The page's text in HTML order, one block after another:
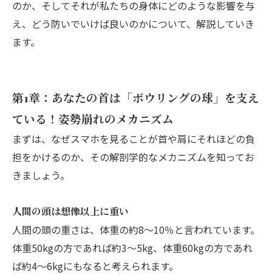
のか、そしてそれが私たちの身体にどのような影響を与
え、どう防いでいけば良いのかについて、解説していき
ます。
第1章：あなたの首は「ボウリングの球」を支え
ている！姿勢崩れのメカニズム
まずは、なぜスマホを見ることが首や肩にそれほどの負
担をかけるのか、その解剖学的なメカニズムを知ってお
きましょう。
人間の頭は想像以上に重い
人間の頭の重さは、体重の約8～10％と言われています。
体重50kgの方であれば約3～5kg、体重60kgの方であれ
ば約4～6kgにもなると考えられます。